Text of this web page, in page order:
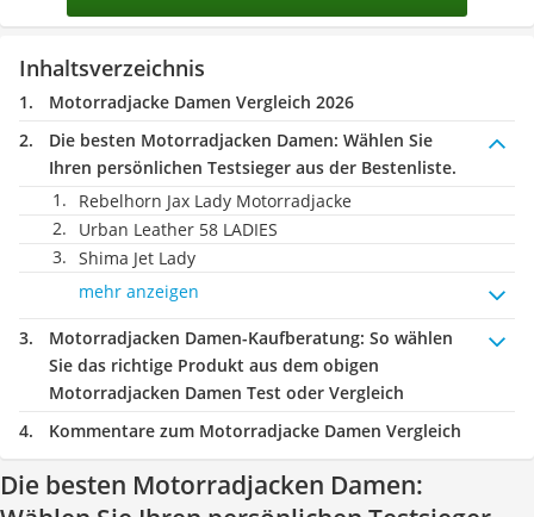
Inhaltsverzeichnis
Motorradjacke Damen Vergleich 2026
Die besten Motorradjacken Damen: Wählen Sie
Ihren persönlichen Testsieger aus der Bestenliste.
Rebelhorn Jax Lady Motorradjacke
Urban Leather 58 LADIES
Shima Jet Lady
mehr anzeigen
Motorradjacken Damen-Kaufberatung: So wählen
Sie das richtige Produkt aus dem obigen
Motorradjacken Damen Test oder Vergleich
Kommentare zum Motorradjacke Damen Vergleich
Die besten Motorradjacken Damen: